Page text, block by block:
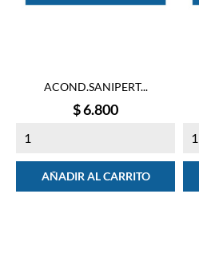
ACOND.SANIPERT...
Precio
$ 6.800
AÑADIR AL CARRITO